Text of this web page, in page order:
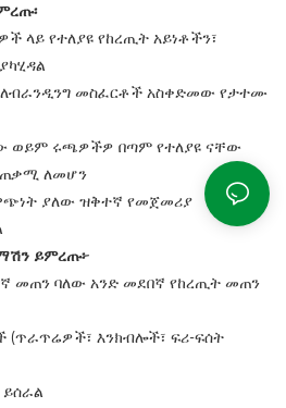
ላይ የተለያዩ የከረጢት አይነቶችን፣
ለብራንዲንግ መስፈርቶች አስቀድመው የታተሙ
ወይም ሩጫዎችዎ በጣም የተለያዩ ናቸው
ለመሆን
ያለው ዝቅተኛ የመጀመሪያ
ማሽን ይምረጡ፦
መጠን ባለው አንድ መደበኛ የከረጢት መጠን
እንክብሎች፣ ፍሪ-ፍሰት